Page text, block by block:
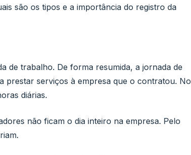
são os tipos e a importância do registro da
de trabalho. De forma resumida, a jornada de
prestar serviços à empresa que o contratou. No
diárias.
não ficam o dia inteiro na empresa. Pelo